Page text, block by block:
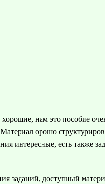
нам это пособие
орошо
интересные, есть также
заданий, доступный